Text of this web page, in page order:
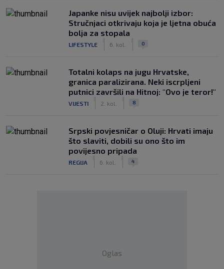
Japanke nisu uvijek najbolji izbor:
Stručnjaci otkrivaju koja je ljetna obuća
bolja za stopala
LIFESTYLE 6. kol. 0
Totalni kolaps na jugu Hrvatske,
granica paralizirana. Neki iscrpljeni
putnici završili na Hitnoj: "Ovo je teror!"
VIJESTI 2. kol. 8
Srpski povjesničar o Oluji: Hrvati imaju
što slaviti, dobili su ono što im
povijesno pripada
REGIJA 6. kol. 4
Oglas